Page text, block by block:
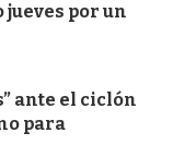
por un
ante el ciclón
para